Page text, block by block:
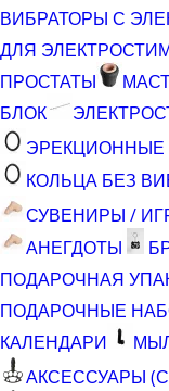
ВИБРАТОРЫ С
ДЛЯ
ПРОСТАТЫ
БЛОК
ЭРЕКЦИОННЫЕ
КОЛЬЦА БЕЗ
СУВЕНИРЫ /
АНЕГДОТЫ
ПОДАРОЧНАЯ
ПОДАРОЧНЫЕ
КАЛЕНДАРИ
АКСЕССУАРЫ